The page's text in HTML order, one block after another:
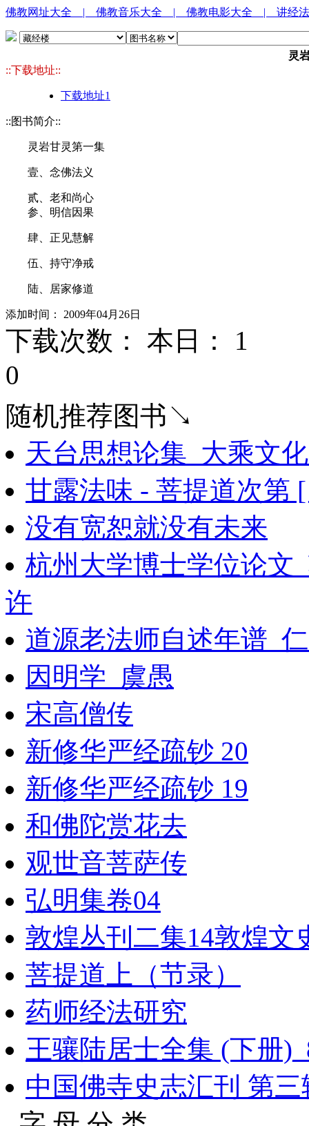
佛教网址大全 | 佛教音乐大全 | 佛教电影大全 | 讲经
灵
::下载地址::
下载地址1
::图书简介::
灵岩甘灵第一集
壹、念佛法义
贰、老和尚心
参、明信因果
肆、正见慧解
伍、持守净戒
陆、居家修道
添加时间： 2009年04月26日
下载次数： 本日： 1
0
随机推荐图书↘
天台思想论集_大乘文
甘露法味 - 菩提道次第
没有宽恕就没有未来
杭州大学博士学位论文
许
道源老法师自述年谱_
因明学_虞愚
宋高僧传
新修华严经疏钞 20
新修华严经疏钞 19
和佛陀赏花去
观世音菩萨传
弘明集卷04
敦煌丛刊二集14敦煌文
菩提道上（节录）
药师经法研究
王骧陆居士全集 (下册
中国佛寺史志汇刊 第